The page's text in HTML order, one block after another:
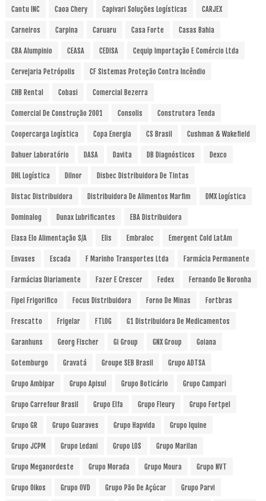
Cantu INC Caoa Chery Capivari Soluções Logísticas CARJEX
Carneiros Carpina Caruaru Casa Forte Casas Bahia
CBA Alumpinio CEASA CEDISA Cequip Importação E Comércio Ltda
Cervejaria Petrópolis CF Sistemas Proteção Contra Incêndio
CHB Rental Cobasi Comercial Bezerra
Comercial De Construção 2001 Consolis Construtora Tenda
Coopercarga Logística Copa Energia CS Brasil Cushman & Wakefield
Dahuer Laboratório DASA Davita DB Diagnósticos Dexco
DHL Logística Dilnor Disbec Distribuidora De Tintas
Distac Distribuidora Distribuidora De Alimentos Marfim DMX Logística
Dominalog Dunax Lubrificantes EBA Distribuidora
Elasa Elo Alimentação S/A Elis Embraloc Emergent Cold LatAm
Envases Escada F Marinho Transportes Ltda Farmácia Permanente
Farmácias Diariamente Fazer E Crescer Fedex Fernando De Noronha
Fipel Frigorifico Focus Distribuidora Forno De Minas Fortbras
Frescatto Frigelar FTLOG G1 Distribuidora De Medicamentos
Garanhuns Georg Fischer Gi Group GNX Group Goiana
Gotemburgo Gravatá Groupe SEB Brasil Grupo ADTSA
Grupo Ambipar Grupo Apisul Grupo Boticário Grupo Campari
Grupo Carrefour Brasil Grupo Elfa Grupo Fleury Grupo Fortpel
Grupo GR Grupo Guaraves Grupo Hapvida Grupo Iquine
Grupo JCPM Grupo Ledani Grupo LOS Grupo Marilan
Grupo Meganordeste Grupo Morada Grupo Moura Grupo NVT
Grupo Oikos Grupo OVD Grupo Pão De Açúcar Grupo Parvi